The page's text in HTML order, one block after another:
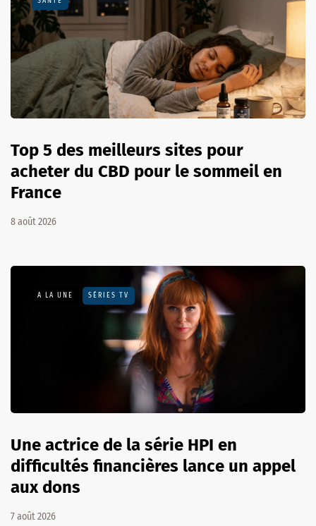
Top 5 des meilleurs sites pour
acheter du CBD pour le sommeil en
France
8 août 2026
A LA UNE SÉRIES TV
Une actrice de la série HPI en
difficultés financières lance un appel
aux dons
7 août 2026